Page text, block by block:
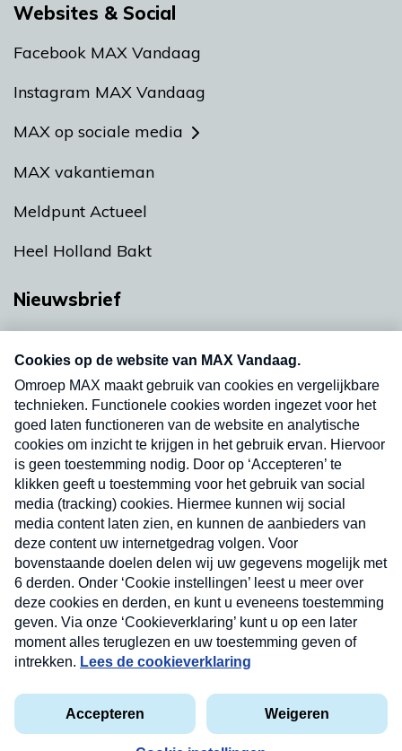
Websites & Social
Facebook MAX Vandaag
Instagram MAX Vandaag
MAX op sociale media
MAX vakantieman
Meldpunt Actueel
Heel Holland Bakt
Nieuwsbrief
nieuwsbrief. Elke vrijdag- en dinsdagochtend in
uw mailbox.
Verzend
Privacyverklaring
Cookieverklaring
Kwetsbaarheid melden
Copyright © 2026 MAX Vandaag - Omroep MAX
Nieuwsbrief
Neem hier een gratis abonnement op onze
nieuwsbrief. Elke vrijdag- en dinsdagochtend in uw